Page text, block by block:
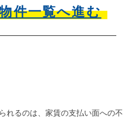
件一覧へ進む
れるのは、家賃の支払い面への不